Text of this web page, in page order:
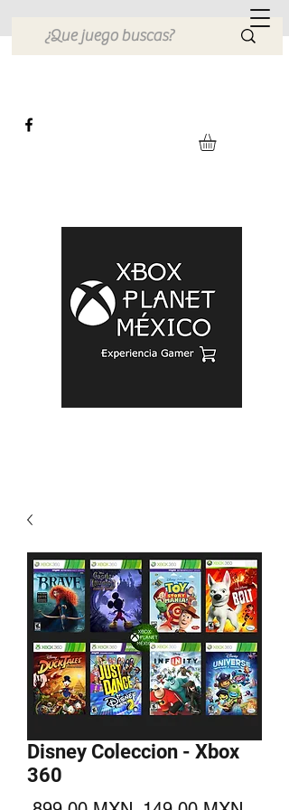
Xbox Planet México
Disney Coleccion - Xbox
360